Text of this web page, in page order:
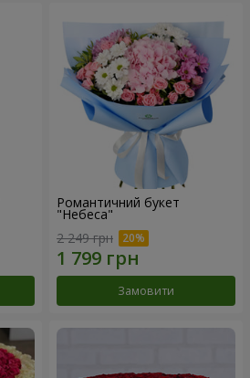
Романтичний букет
"Небеса"
2 249 грн
Замовити